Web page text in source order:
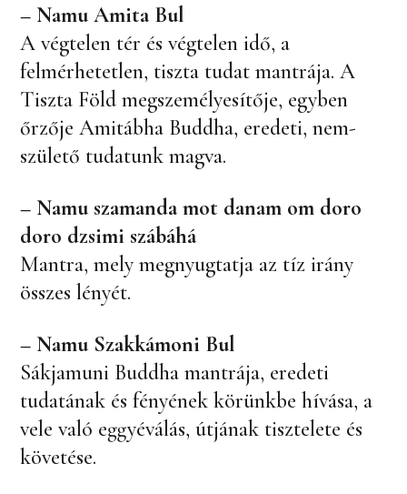
– Namu Amita Bul
A végtelen tér és végtelen idő, a
felmérhetetlen, tiszta tudat mantrája. A
Tiszta Föld megszemélyesítője, egyben
őrzője Amitábha Buddha, eredeti, nem-
születő tudatunk magva.
– Namu szamanda mot danam om doro
doro dzsimi szábáhá
Mantra, mely megnyugtatja az tíz irány
összes lényét.
– Namu Szakkámoni Bul
Sákjamuni Buddha mantrája, eredeti
tudatának és fényének körünkbe hívása, a
vele való eggyéválás, útjának tisztelete és
követése.